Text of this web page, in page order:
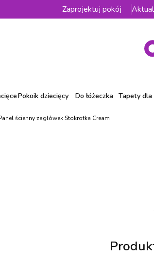
Zaprojektuj pokój
Pokoik dziecięcy Do łóżeczka Tapety dla
ścienny zagłówek Stokrotka Cream